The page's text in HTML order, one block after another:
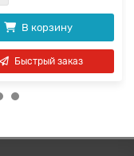
В корзину
Быстрый заказ